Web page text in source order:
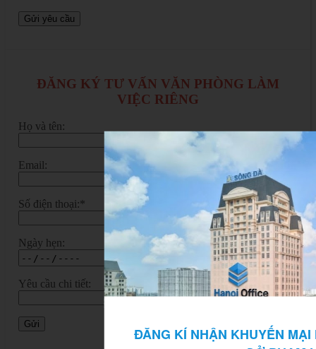
ĐĂNG KÝ TƯ VẤN VĂN PHÒNG LÀM
VIỆC RIÊNG
Họ và tên:
Email:
Số điện thoại:*
Ngày hẹn:
Yêu cầu chi tiết:
ĐĂNG KÍ NHẬN KHUYẾN